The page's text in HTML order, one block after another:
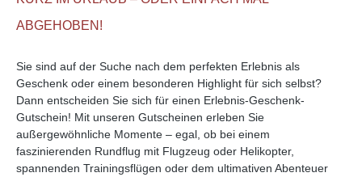
ABGEHOBEN!
Sie sind auf der Suche nach dem perfekten Erlebnis als
Geschenk oder einem besonderen Highlight für sich selbst?
Dann entscheiden Sie sich für einen Erlebnis-Geschenk-
Gutschein! Mit unseren Gutscheinen erleben Sie
außergewöhnliche Momente – egal, ob bei einem
faszinierenden Rundflug mit Flugzeug oder Helikopter,
spannenden Trainingsflügen oder dem ultimativen Abenteuer